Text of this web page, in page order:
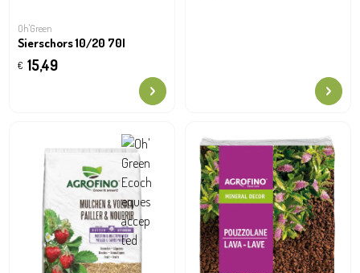
Oh'Green
Sierschors 10/20 70l
€ 15,49